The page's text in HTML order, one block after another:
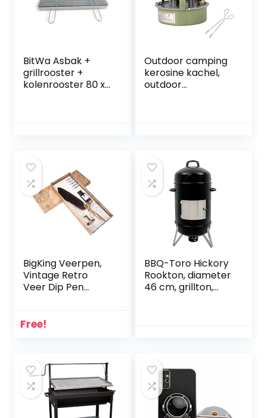
BitWa Asbak +
grillrooster +
kolenrooster 80 x
Outdoor camping
kerosine kachel,
outdoor
BigKing Veerpen,
Vintage Retro
Veer Dip Pen
Kantoorartikelen
staaf-bruin)
Free!
BBQ-Toro Hickory
Rookton, diameter
46 cm, grillton,
deksel, kolengrill